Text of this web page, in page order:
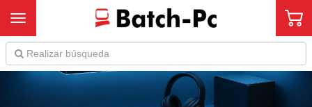
Toggle navigation